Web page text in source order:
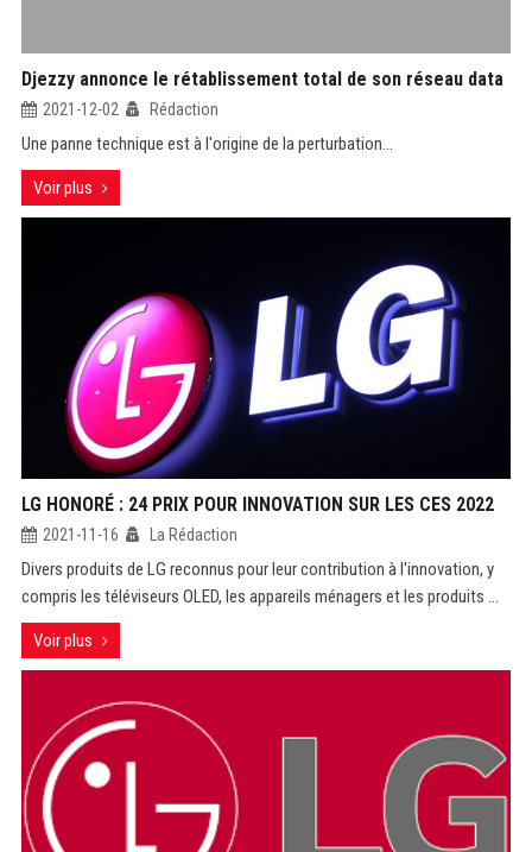
Djezzy annonce le rétablissement total de son réseau data
2021-12-02 Rédaction
Une panne technique est à l'origine de la perturbation...
Voir plus
LG HONORÉ : 24 PRIX POUR INNOVATION SUR LES CES 2022
2021-11-16 La Rédaction
Divers produits de LG reconnus pour leur contribution à l'innovation, y
compris les téléviseurs OLED, les appareils ménagers et les produits ...
Voir plus